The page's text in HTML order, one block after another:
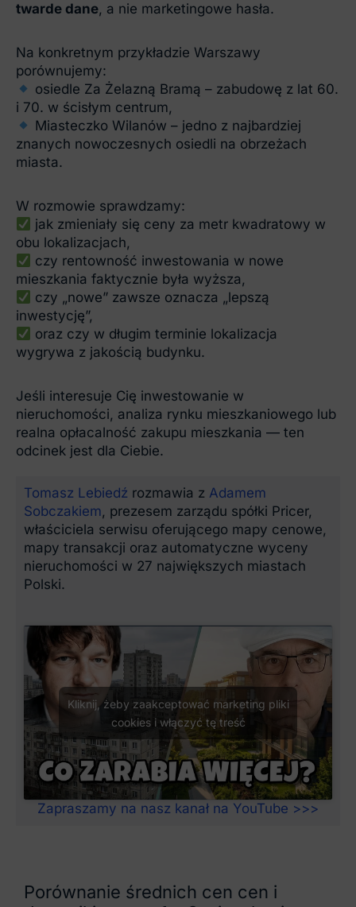
twarde dane, a nie marketingowe hasła.
Na konkretnym przykładzie Warszawy
porównujemy:
osiedle Za Żelazną Bramą – zabudowę z lat 60.
i 70. w ścisłym centrum,
Miasteczko Wilanów – jedno z najbardziej
znanych nowoczesnych osiedli na obrzeżach
miasta.
W rozmowie sprawdzamy:
jak zmieniały się ceny za metr kwadratowy w
obu lokalizacjach,
czy rentowność inwestowania w nowe
mieszkania faktycznie była wyższa,
czy „nowe” zawsze oznacza „lepszą
inwestycję”,
oraz czy w długim terminie lokalizacja
wygrywa z jakością budynku.
Jeśli interesuje Cię inwestowanie w
nieruchomości, analiza rynku mieszkaniowego lub
realna opłacalność zakupu mieszkania — ten
odcinek jest dla Ciebie.
Tomasz Lebiedź rozmawia z Adamem
Sobczakiem, prezesem zarządu spółki Pricer,
właściciela serwisu oferującego mapy cenowe,
mapy transakcji oraz automatyczne wyceny
nieruchomości w 27 największych miastach
Polski.
Kliknij, żeby zaakceptować marketing pliki
cookies i włączyć tę treść
Zapraszamy na nasz kanał na YouTube >>>
Porównanie średnich cen cen i